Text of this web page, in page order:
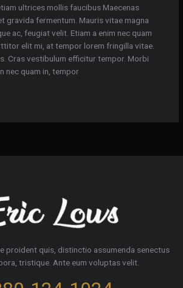
ultrices mollis faucibus Maecenas
gravida fermentum. Mauris vitae magna
ac, feugiat velit. Etiam a enim nec quam
elit mi, at tempor lorem fringilla vitae.
Cras vestibulum efficitur tempor. Morbi
nec quam in, tempor
proident quis, distinctio assumenda senectus
tristique. Ante eum voluptas velit.